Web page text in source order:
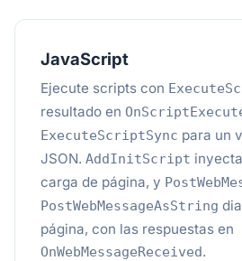
JavaScript
Ejecute scripts con
resultado en
ExecuteScriptSync para un
JSON. AddInitScript
carga de página, y
PostWebMessageAsString
página, con las respuestas en
OnWebMessageReceived.